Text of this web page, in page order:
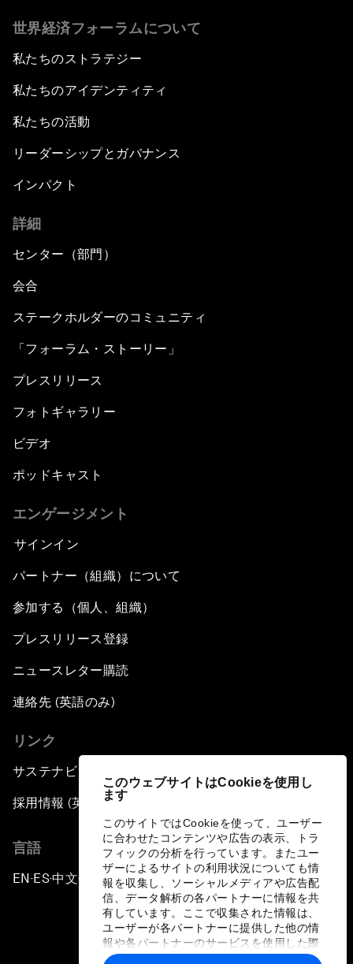
このウェブサイトはCookieを使用し
ます
このサイトではCookieを使って、ユーザー
に合わせたコンテンツや広告の表示、トラ
フィックの分析を行っています。またユー
ザーによるサイトの利用状況についても情
報を収集し、ソーシャルメディアや広告配
信、データ解析の各パートナーに情報を共
有しています。ここで収集された情報は、
ユーザーが各パートナーに提供した他の情
報や各パートナーのサービスを使用した際
に収集された情報と組み合わされ、各パー
世界経済フォーラムについて
私たちのストラテジー
私たちのアイデンティティ
私たちの活動
リーダーシップとガバナンス
インパクト
詳細
センター（部門）
会合
ステークホルダーのコミュニティ
「フォーラム・ストーリー」
プレスリリース
フォトギャラリー
ビデオ
ポッドキャスト
エンゲージメント
サインイン
パートナー（組織）について
参加する（個人、組織）
プレスリリース登録
ニュースレター購読
連絡先 (英語のみ)
リンク
サステナビリティへの取り組み
採用情報 (英語のみ)
言語
EN ▪ ES▪中文▪ 日本語